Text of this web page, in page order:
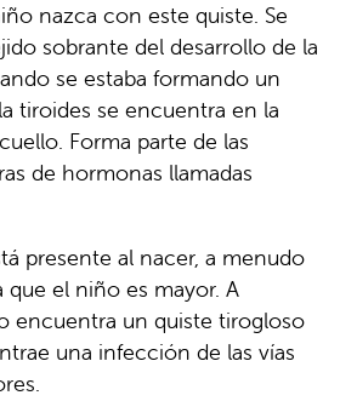
nazca con este quiste. Se
sobrante del desarrollo de la
se estaba formando un
tiroides se encuentra en la
Forma parte de las
de hormonas llamadas
presente al nacer, a menudo
el niño es mayor. A
encuentra un quiste tirogloso
una infección de las vías